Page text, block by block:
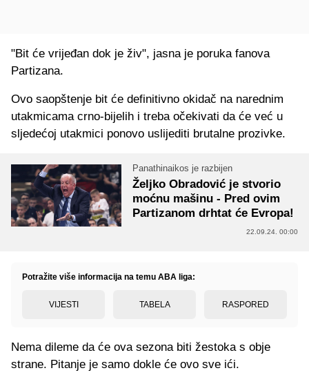
"Bit će vrijeđan dok je živ", jasna je poruka fanova
Partizana.
Ovo saopštenje bit će definitivno okidač na narednim
utakmicama crno-bijelih i treba očekivati da će već u
sljedećoj utakmici ponovo uslijediti brutalne prozivke.
Panathinaikos je razbijen
Željko Obradović je stvorio
moćnu mašinu - Pred ovim
Partizanom drhtat će Evropa!
22.09.24. 00:00
Potražite više informacija na temu ABA liga:
VIJESTI TABELA RASPORED
Nema dileme da će ova sezona biti žestoka s obje
strane. Pitanje je samo dokle će ovo sve ići.